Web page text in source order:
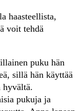
haasteellista,
voit tehdä
puku hän
sillä hän käyttää
hyvältä.
pukuja ja